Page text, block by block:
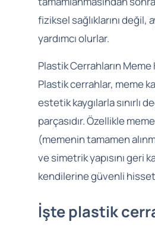
fiziksel sağlıklarını
yardımcı olurlar.
Plastik Cerrahların
Plastik cerrahlar, meme
estetik kaygılarla sınırlı
parçasıdır. Özellikle
(memenin tamamen
ve simetrik yapısını geri
kendilerine güvenli
İşte plastik